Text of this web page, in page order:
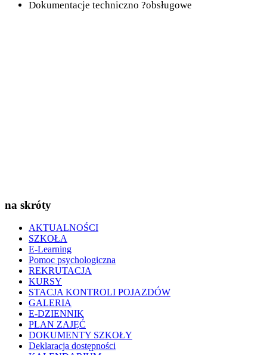
Dokumentacje techniczno ?obsługowe
na skróty
AKTUALNOŚCI
SZKOŁA
E-Learning
Pomoc psychologiczna
REKRUTACJA
KURSY
STACJA KONTROLI POJAZDÓW
GALERIA
E-DZIENNIK
PLAN ZAJĘĆ
DOKUMENTY SZKOŁY
Deklaracja dostępności